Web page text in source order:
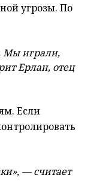
угрозы. По
Мы играли,
Ерлан, отец
Если
— считает